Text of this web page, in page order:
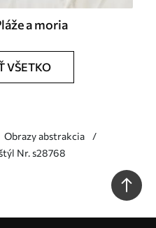
a moria
VŠETKO
Obrazy abstrakcia
Nr. s28768